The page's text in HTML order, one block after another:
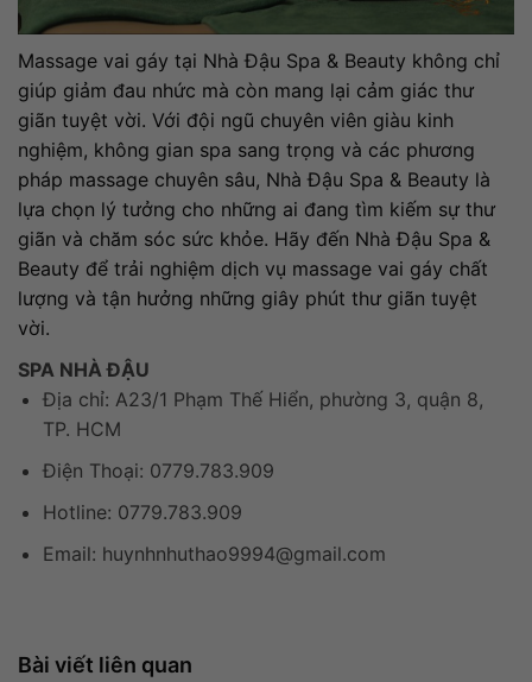
Massage vai gáy tại Nhà Đậu Spa & Beauty không chỉ
giúp giảm đau nhức mà còn mang lại cảm giác thư
giãn tuyệt vời. Với đội ngũ chuyên viên giàu kinh
nghiệm, không gian spa sang trọng và các phương
pháp massage chuyên sâu, Nhà Đậu Spa & Beauty là
lựa chọn lý tưởng cho những ai đang tìm kiếm sự thư
giãn và chăm sóc sức khỏe. Hãy đến Nhà Đậu Spa &
Beauty để trải nghiệm dịch vụ massage vai gáy chất
lượng và tận hưởng những giây phút thư giãn tuyệt
vời.
SPA NHÀ ĐẬU
Địa chỉ: A23/1 Phạm Thế Hiển, phường 3, quận 8,
TP. HCM
Điện Thoại: 0779.783.909
Hotline: 0779.783.909
Email: huynhnhuthao9994@gmail.com
Bài viết liên quan